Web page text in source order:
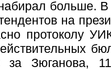
больше.
на
протоколу
за Зюганова,